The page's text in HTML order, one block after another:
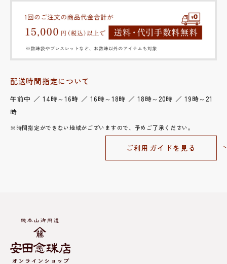
配送時間指定について
午前中 ／ 14時～16時 ／ 16時～18時 ／ 18時～20時 ／ 19時～21
時
※時間指定ができない地域がございますので、予めご了承ください。
ご利用ガイドを見る